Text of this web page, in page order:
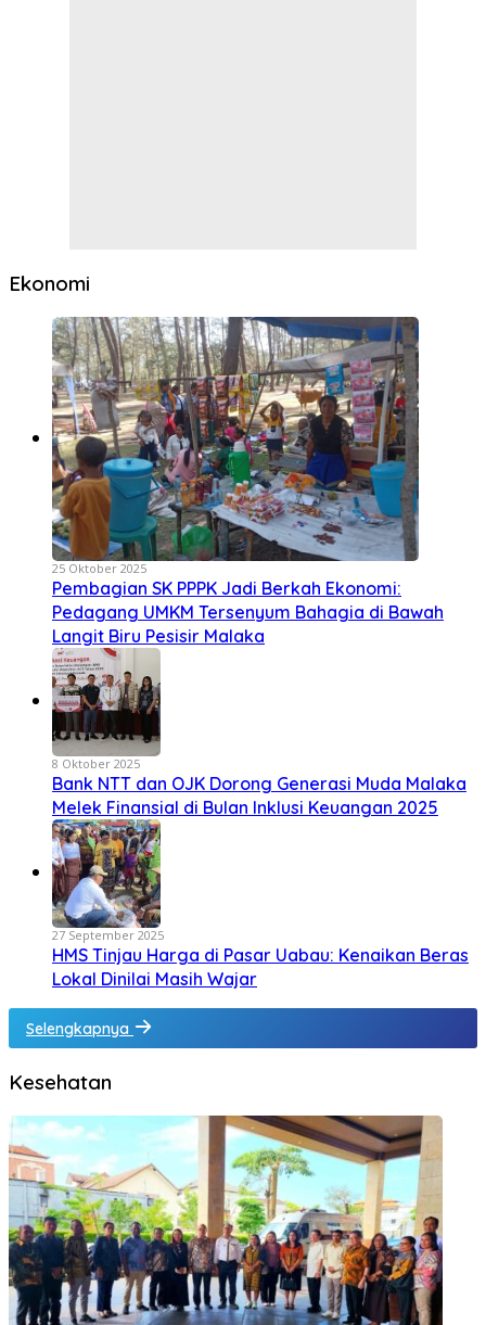
Ekonomi
25 Oktober 2025
Pembagian SK PPPK Jadi Berkah Ekonomi:
Pedagang UMKM Tersenyum Bahagia di Bawah
Langit Biru Pesisir Malaka
8 Oktober 2025
Bank NTT dan OJK Dorong Generasi Muda Malaka
Melek Finansial di Bulan Inklusi Keuangan 2025
27 September 2025
HMS Tinjau Harga di Pasar Uabau: Kenaikan Beras
Lokal Dinilai Masih Wajar
Selengkapnya
Kesehatan